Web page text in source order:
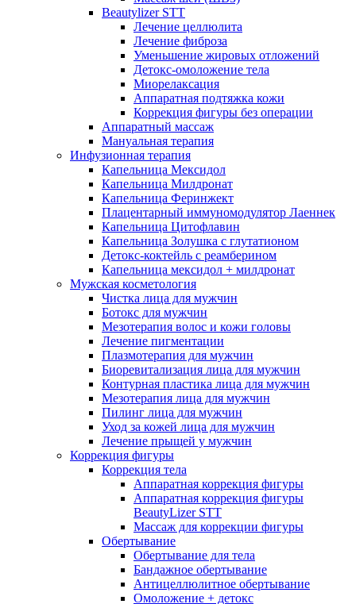
Beautylizer STT
Лечение целлюлита
Лечение фиброза
Уменьшение жировых отложений
Детокс-омоложение тела
Миорелаксация
Аппаратная подтяжка кожи
Коррекция фигуры без операции
Аппаратный массаж
Мануальная терапия
Инфузионная терапия
Капельница Мексидол
Капельница Милдронат
Капельница Феринжект
Плацентарный иммуномодулятор Лаеннек
Капельница Цитофлавин
Капельница Золушка с глутатионом
Детокс-коктейль с реамберином
Капельница мексидол + милдронат
Мужская косметология
Чистка лица для мужчин
Ботокс для мужчин
Мезотерапия волос и кожи головы
Лечение пигментации
Плазмотерапия для мужчин
Биоревитализация лица для мужчин
Контурная пластика лица для мужчин
Мезотерапия лица для мужчин
Пилинг лица для мужчин
Уход за кожей лица для мужчин
Лечение прыщей у мужчин
Коррекция фигуры
Коррекция тела
Аппаратная коррекция фигуры
Аппаратная коррекция фигуры
BeautyLizer STT
Массаж для коррекции фигуры
Обертывание
Обертывание для тела
Бандажное обертывание
Антицеллюлитное обертывание
Омоложение + детокс